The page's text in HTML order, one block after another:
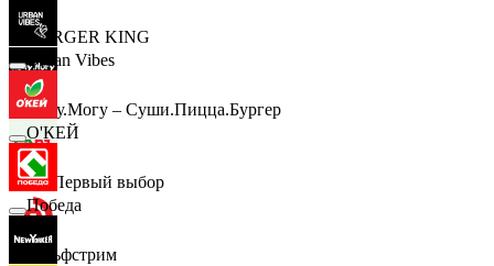
BURGER KING
Хочу.Могу – Суши.Пицца.Бургер
B1 Первый выбор
Гольфстрим
Urban Vibes
О'КЕЙ
Победа